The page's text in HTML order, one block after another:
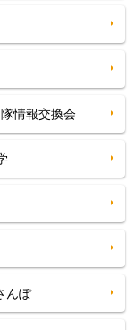
情報交換会
んぽ